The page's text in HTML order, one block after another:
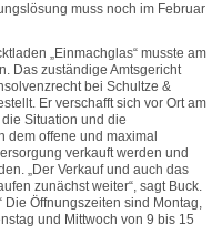
muss noch im Februar
„Einmachglas“ musste am
Das zuständige Amtsgericht
bei Schultze &
Er verschafft sich vor Ort am
Situation und die
dem offene und maximal
verkauft werden und
„Der Verkauf und auch das
zunächst weiter“, sagt Buck.
Die Öffnungszeiten sind Montag,
und Mittwoch von 9 bis 15